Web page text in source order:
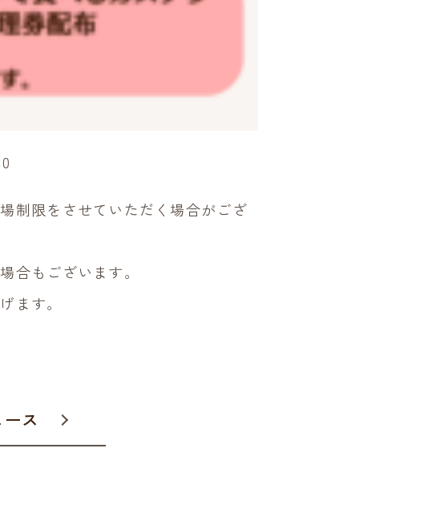
制限をさせていただく場合がござ
合もございます。
ます。
ス